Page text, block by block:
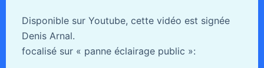
Disponible sur Youtube, cette vidéo est signée
Denis Arnal.
focalisé sur « panne éclairage public »: